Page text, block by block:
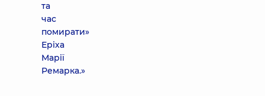
та
час
помирати»
Еріха
Марії
Ремарка.»